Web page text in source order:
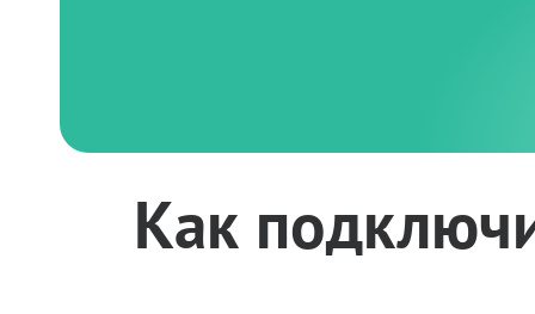
Как